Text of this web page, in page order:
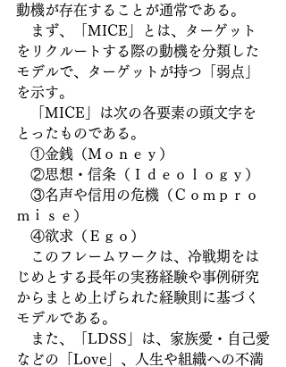
動機が存在することが通常である。
まず、「MICE」とは、ターゲット
をリクルートする際の動機を分類した
モデルで、ターゲットが持つ「弱点」
を示す。
「MICE」は次の各要素の頭文字を
とったものである。
①金銭（Ｍｏｎｅｙ）
②思想・信条（Ｉｄｅｏｌｏｇｙ）
③名声や信用の危機（Ｃｏｍｐｒｏ
ｍｉｓｅ）
④欲求（Ｅｇｏ）
このフレームワークは、冷戦期をは
じめとする長年の実務経験や事例研究
からまとめ上げられた経験則に基づく
モデルである。
また、「LDSS」は、家族愛・自己愛
などの「Love」、人生や組織への不満